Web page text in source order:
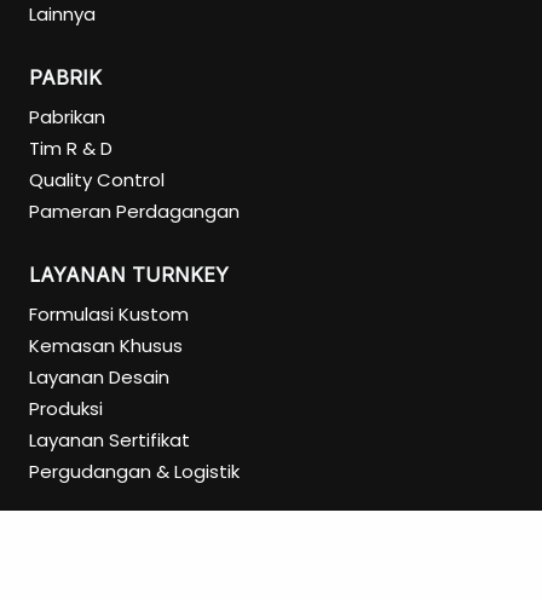
Lainnya
PABRIK
Pabrikan
Tim R & D
Quality Control
Pameran Perdagangan
LAYANAN TURNKEY
Formulasi Kustom
Kemasan Khusus
Layanan Desain
Produksi
Layanan Sertifikat
Pergudangan & Logistik